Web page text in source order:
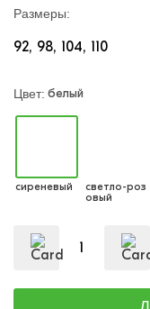
Размеры:
92 98 104 110
Цвет: белый
сиреневый
светло-роз
овый